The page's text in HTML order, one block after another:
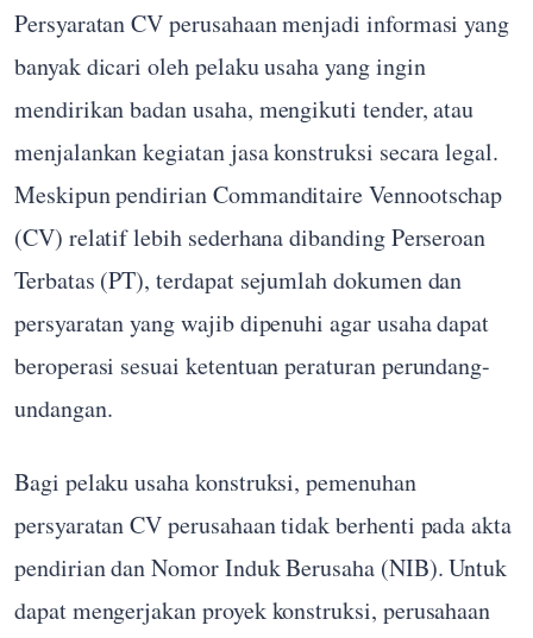
Persyaratan CV perusahaan menjadi informasi yang
banyak dicari oleh pelaku usaha yang ingin
mendirikan badan usaha, mengikuti tender, atau
menjalankan kegiatan jasa konstruksi secara legal.
Meskipun pendirian Commanditaire Vennootschap
(CV) relatif lebih sederhana dibanding Perseroan
Terbatas (PT), terdapat sejumlah dokumen dan
persyaratan yang wajib dipenuhi agar usaha dapat
beroperasi sesuai ketentuan peraturan perundang-
undangan.
Bagi pelaku usaha konstruksi, pemenuhan
persyaratan CV perusahaan tidak berhenti pada akta
pendirian dan Nomor Induk Berusaha (NIB). Untuk
dapat mengerjakan proyek konstruksi, perusahaan